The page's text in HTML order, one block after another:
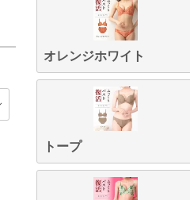
オレンジホワイト
トープ